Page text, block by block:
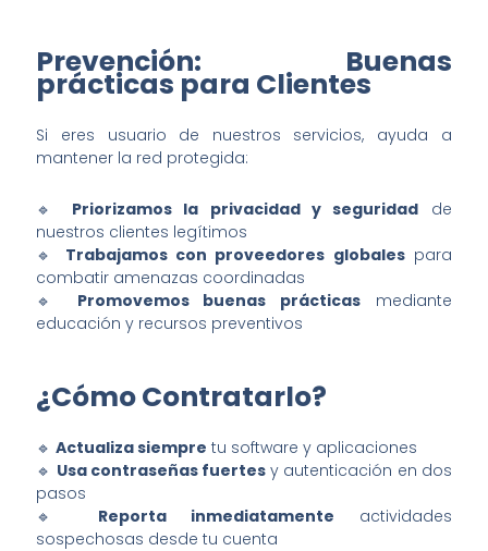
Prevención: Buenas
prácticas para Clientes
Si eres usuario de nuestros servicios, ayuda a
mantener la red protegida:
🔹 Priorizamos la privacidad y seguridad de
nuestros clientes legítimos
🔹 Trabajamos con proveedores globalespara
combatir amenazas coordinadas
🔹 Promovemos buenas prácticas mediante
educación y recursos preventivos
¿Cómo Contratarlo?
🔹Actualiza siempre tu software y aplicaciones
🔹 Usa contraseñas fuertes y autenticación en dos
pasos
🔹 Reporta inmediatamente actividades
sospechosas desde tu cuenta